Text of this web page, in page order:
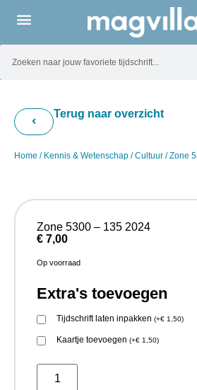
Terug naar overzicht
Home / Kennis & Wetenschap /Cultuur / Zone
Zone 5300 – 135 2024
€ 7,00
Op voorraad
Extra's toevoegen
Tijdschrift laten inpakken (+€ 1,50)
Kaartje toevoegen (+€ 1,50)